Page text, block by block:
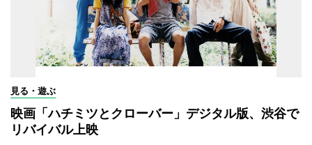
見る・遊ぶ
映画「ハチミツとクローバー」デジタル版、渋谷で
リバイバル上映